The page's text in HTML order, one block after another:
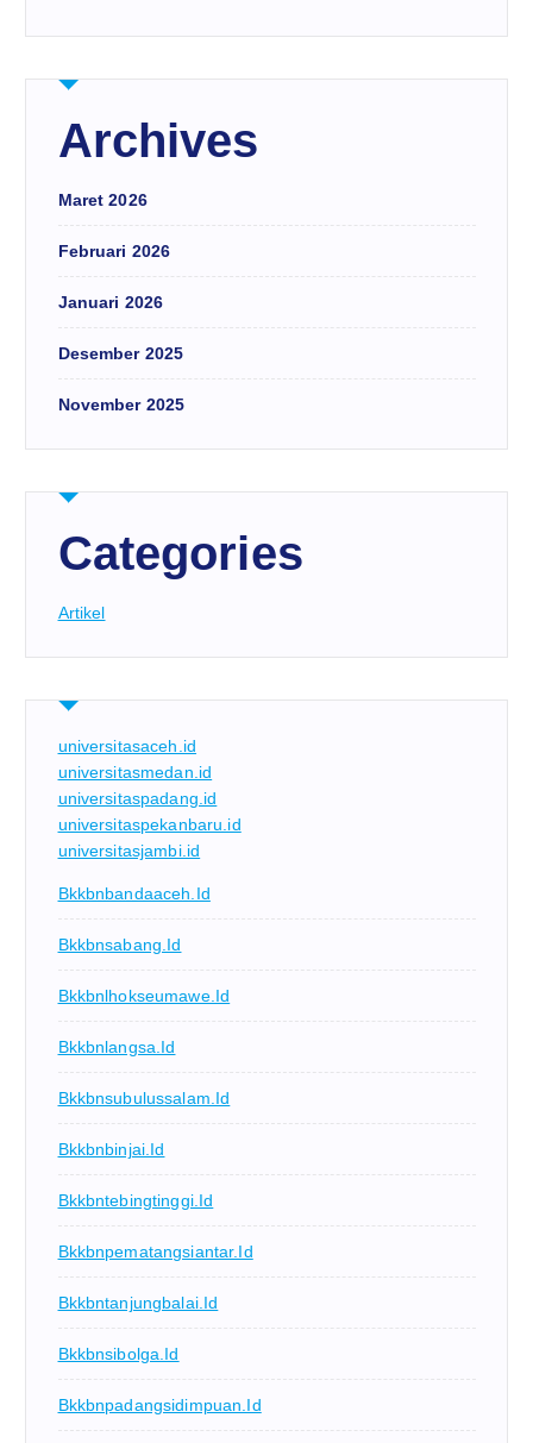
Archives
Maret 2026
Februari 2026
Januari 2026
Desember 2025
November 2025
Categories
Artikel
universitasaceh.id
universitasmedan.id
universitaspadang.id
universitaspekanbaru.id
universitasjambi.id
Bkkbnbandaaceh.id
Bkkbnsabang.id
Bkkbnlhokseumawe.id
Bkkbnlangsa.id
Bkkbnsubulussalam.id
Bkkbnbinjai.id
Bkkbntebingtinggi.id
Bkkbnpematangsiantar.id
Bkkbntanjungbalai.id
Bkkbnsibolga.id
Bkkbnpadangsidimpuan.id